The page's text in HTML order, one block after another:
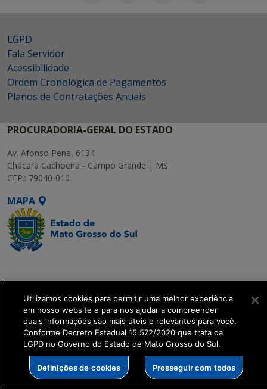
LGPD
Fala Servidor
Acessibilidade
Ordem Cronológica de Pagamentos
Planos de Contratações Anuais
PROCURADORIA-GERAL DO ESTADO
Av. Afonso Pena, 6134
Chácara Cachoeira - Campo Grande | MS
CEP.: 79040-010
MAPA
Executiva de
Transformação Digital
get_footer();
Utilizamos cookies para permitir uma melhor experiência
em nosso website e para nos ajudar a compreender
quais informações são mais úteis e relevantes para você.
Conforme Decreto Estadual 15.572/2020 que trata da
LGPD no Governo do Estado de Mato Grosso do Sul.
Definições de cookies Prosseguir com todos